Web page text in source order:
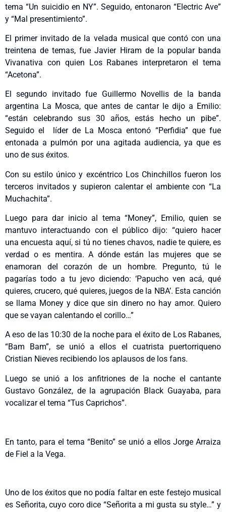
tema “Un suicidio en NY”. Seguido, entonaron “Electric Ave”
y “Mal presentimiento”.
El primer invitado de la velada musical que contó con una
treintena de temas, fue Javier Hiram de la popular banda
Vivanativa con quien Los Rabanes interpretaron el tema
“Acetona”.
El segundo invitado fue Guillermo Novellis de la banda
argentina La Mosca, que antes de cantar le dijo a Emilio:
“están celebrando sus 30 años, estás hecho un pibe”.
Seguido el líder de La Mosca entonó “Perfidia” que fue
entonada a pulmón por una agitada audiencia, ya que es
uno de sus éxitos.
Con su estilo único y excéntrico Los Chinchillos fueron los
terceros invitados y supieron calentar el ambiente con “La
Muchachita”.
Luego para dar inicio al tema “Money”, Emilio, quien se
mantuvo interactuando con el público dijo: “quiero hacer
una encuesta aquí, si tú no tienes chavos, nadie te quiere, es
verdad o es mentira. A dónde están las mujeres que se
enamoran del corazón de un hombre. Pregunto, tú le
pagarías todo a tu jevo diciendo: ‘Papucho ven acá, qué
quieres, crucero, qué quieres, juegos de la NBA’. Esta canción
se llama Money y dice que sin dinero no hay amor. Quiero
que se vayan calentando el corillo…”
A eso de las 10:30 de la noche para el éxito de Los Rabanes,
“Bam Bam”, se unió a ellos el cuatrista puertorriqueno
Cristian Nieves recibiendo los aplausos de los fans.
Luego se unió a los anfitriones de la noche el cantante
Gustavo González, de la agrupación Black Guayaba, para
vocalizar el tema “Tus Caprichos”.
En tanto, para el tema “Benito” se unió a ellos Jorge Arraiza
de Fiel a la Vega.
Uno de los éxitos que no podía faltar en este festejo musical
es Señorita, cuyo coro dice “Señorita a mi gusta su style…” y